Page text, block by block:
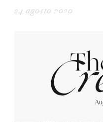
24 agosto 2020